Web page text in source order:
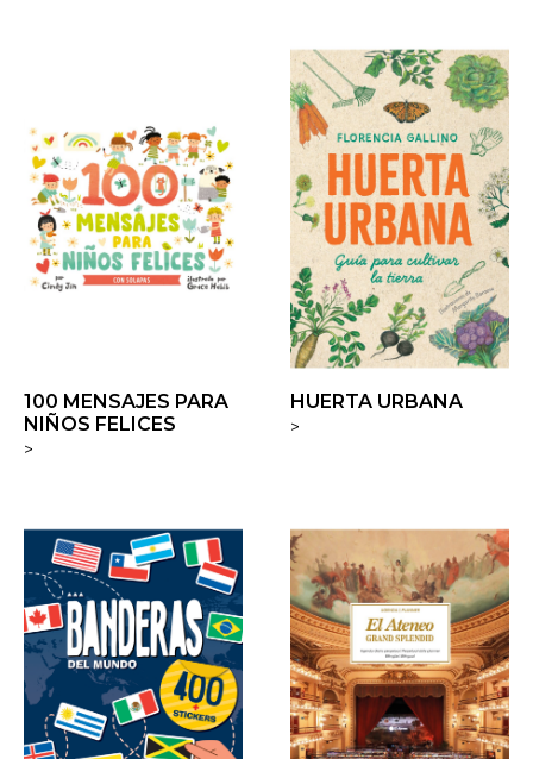
100 MENSAJES PARA
NIÑOS FELICES
>
HUERTA URBANA
>